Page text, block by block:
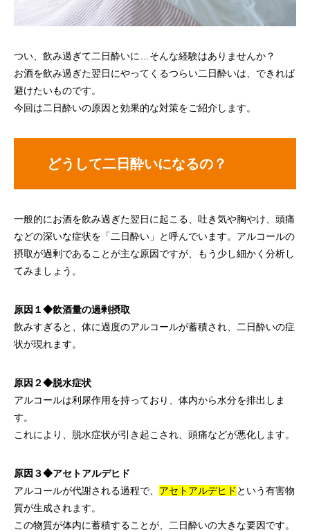
つい、飲み過ぎて二日酔いに…そんな経験はありませんか？
お酒を飲み過ぎた翌日にやってくるつらい二日酔いは、できれば
避けたいものです。
今回は二日酔いの原因と効果的な対策をご紹介します。
どうして二日酔いになるの？
一般的にお酒を飲み過ぎた翌日に起こる、吐き気や胸やけ、頭痛
などの深いな症状を「二日酔い」と呼んでいます。アルコールの
摂取が過剰であることが主な原因ですが、もう少し細かく分析し
てみましょう。
原因１◆飲酒量の過剰摂取
飲みすぎると、体に過度のアルコールが蓄積され、二日酔いの症
状が現れます。
原因２◆脱水症状
アルコールは利尿作用を持っており、体内から水分を排出しま
す。
これにより、脱水症状が引き起こされ、頭痛などが悪化します。
原因３◆アセトアルデヒド
アルコールが代謝される過程で、 アセトアルデヒド という有害物
質が生成されます。
この物質が体内に蓄積することが、二日酔いの大きな要因です。